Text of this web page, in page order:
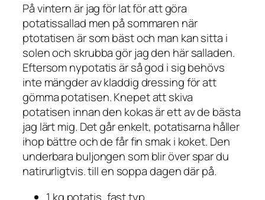
På vintern är jag för lat för att göra
potatissallad men på sommaren när
ptotatisen är som bäst och man kan sitta i
solen och skrubba gör jag den här salladen.
Eftersom nypotatis är så god i sig behövs
inte mängder av kladdig dressing för att
gömma potatisen. Knepet att skiva
potatisen innan den kokas är ett av de bästa
jag lärt mig. Det går enkelt, potatisarna håller
ihop bättre och de får fin smak i koket. Den
underbara buljongen som blir över spar du
natirurligtvis. till en soppa dagen där på.
1 kg potatis, fast typ